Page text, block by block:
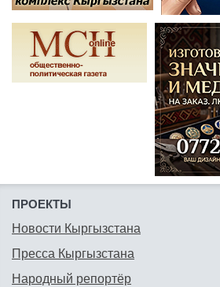
ПРОЕКТЫ
Новости Кыргызстана
Пресса Кыргызстана
Народный репортёр